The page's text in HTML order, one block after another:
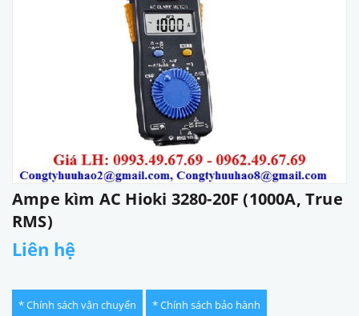
Ampe kìm AC Hioki 3280-20F (1000A, True
RMS)
Liên hệ
* Chính sách vận chuyển * Chính sách bảo hành